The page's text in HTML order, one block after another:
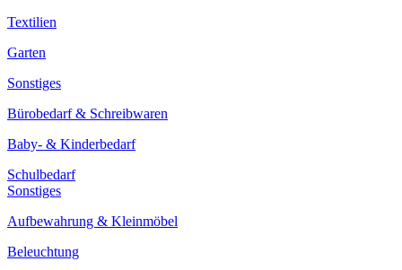
Textilien
Garten
Sonstiges
Bürobedarf & Schreibwaren
Baby- & Kinderbedarf
Schulbedarf
Sonstiges
Aufbewahrung & Kleinmöbel
Beleuchtung